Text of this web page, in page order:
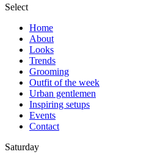
Select
Home
About
Looks
Trends
Grooming
Outfit of the week
Urban gentlemen
Inspiring setups
Events
Contact
Saturday